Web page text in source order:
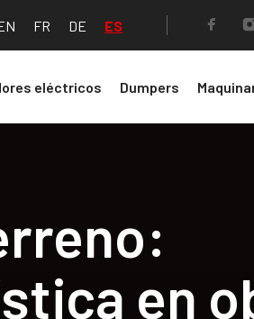
FR DE ES
eléctricos Dumpers
en